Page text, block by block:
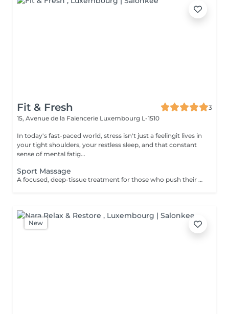
Fit & Fresh
3
15, Avenue de la Faiencerie Luxembourg L-1510
In today's fast-paced world, stress isn't just a feelingit lives in
your tight shoulders, your restless sleep, and that constant
sense of mental fatig...
Sport Massage
A focused, deep-tissue treatment for those who push their bodies. We target muscle knots and adhesions to improve flexibility and get you back to peak performance. To ensure a peaceful transition between sessions, please note that your booking includes a short preparation and rest period. Start times may vary by approximately 5-10 minutes to allow for a fully sanitized and tranguil environment.
New